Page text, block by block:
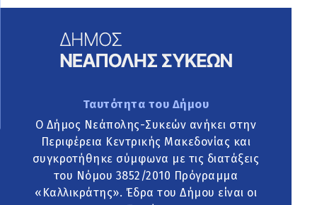
Ταυτότητα του Δήμου
Ο Δήμος Νεάπολης-Συκεών ανήκει στην
Περιφέρεια Κεντρικής Μακεδονίας και
συγκροτήθηκε σύμφωνα με τις διατάξεις
του Νόμου 3852/2010 Πρόγραμμα
«Καλλικράτης». Έδρα του Δήμου είναι οι